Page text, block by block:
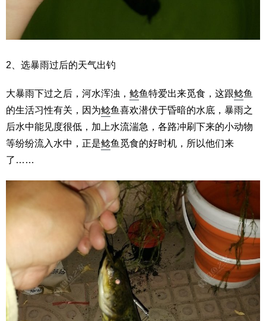
2、选暴雨过后的天气出钓
大暴雨下过之后，河水浑浊， 鲶鱼特爱出来觅食，这跟鲶鱼
的生活习性有关，因为鲶鱼喜欢潜伏于昏暗的水底，暴雨之
后水中能见度很低，加上水流湍急，各路冲刷下来的小动物
等纷纷流入水中，正是鲶鱼觅食的好时机，所以他们来
了……